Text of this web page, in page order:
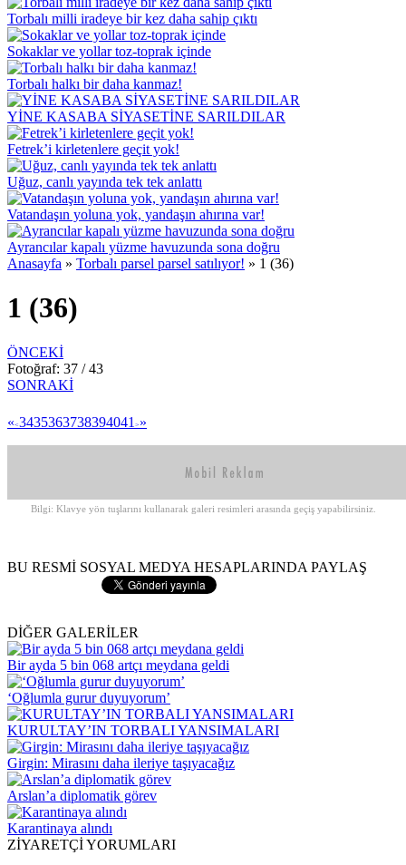
Torbalı milli iradeye bir kez daha sahip çıktı
Sokaklar ve yollar toz-toprak içinde
Torbalı halkı bir daha kanmaz!
YİNE KASABA SİYASETİNE SARILDILAR
Fetrek’i kirletenlere geçit yok!
Uğuz, canlı yayında tek tek anlattı
Vatandaşın yoluna yok, yandaşın ahırına var!
Ayrancılar kapalı yüzme havuzunda sona doğru
Anasayfa » Torbalı parsel parsel satılıyor! » 1 (36)
1 (36)
ÖNCEKİ
Fotoğraf: 37 / 43
SONRAKİ
«<3435363738394041 > »
Bilgi: Klavye yön tuşlarını kullanarak galeri resimleri arasında geçiş yapabilirsiniz.
BU RESMİ SOSYAL MEDYA HESAPLARINDA PAYLAŞ
DİĞER GALERİLER
Bir ayda 5 bin 068 artçı meydana geldi
‘Oğlumla gurur duyuyorum’
KURULTAY’IN TORBALI YANSIMALARI
Girgin: Mirasını daha ileriye taşıyacağız
Arslan’a diplomatik görev
Karantinaya alındı
ZİYARETÇİ YORUMLARI